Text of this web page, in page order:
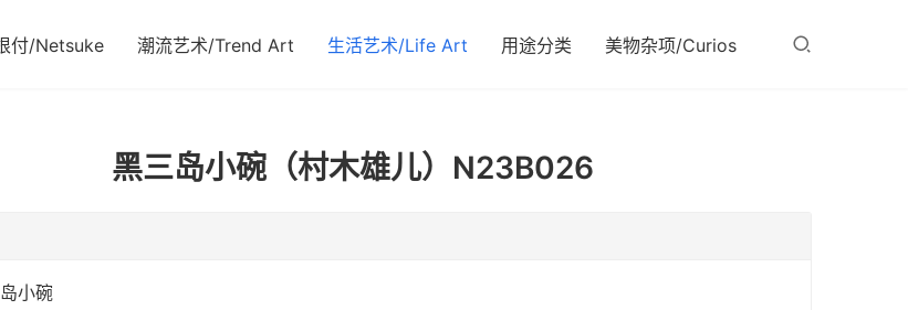
付/Netsuke 潮流艺术/Trend Art 生活艺术/Life Art 用途分类 美物杂项/Curios
黑三岛小碗（村木雄儿）N23B026
小碗